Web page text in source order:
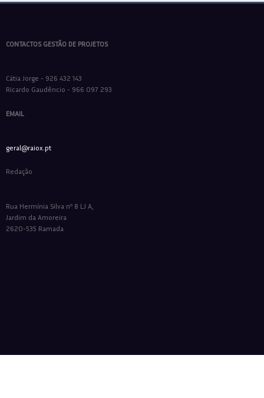
CONTACTOS GESTÃO DE PROJETOS
Cátia Jorge - 926 432 143
Ricardo Gaudêncio - 966 097 293
EMAIL
geral@raiox.pt
Redação
Rua Hermínia Silva nº 8 LJ A,
Jardim da Amoreira
2620-535 Ramada